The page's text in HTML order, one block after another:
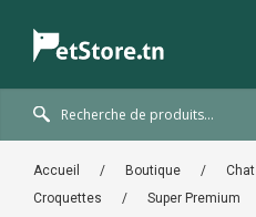
Accueil / Boutique / Chat
Croquettes
/ Super Premium